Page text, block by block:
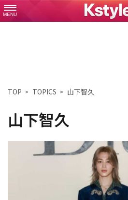
MENU
TOP TOPICS 山下智久
山下智久